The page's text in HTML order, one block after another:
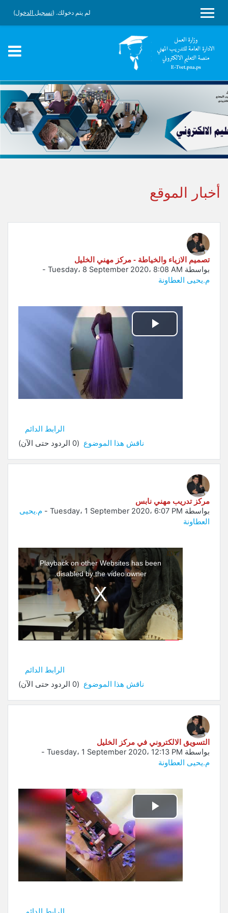
واجهة جانبية
لم يتم دخولك. (تسجيل الدخول)
أخبار الموقع
تصميم الازياء والخياطة - مركز مهني الخليل
بواسطة Tuesday، 8 September 2020، 8:08 AM -
م.يحيى العطاونة
تشغيل
الفيديو
الرابط الدائم
ناقش هذا الموضوع (0 الردود حتى الآن)
مركز تدريب مهني نابس
بواسطة Tuesday، 1 September 2020، 6:07 PM - م.يحيى
العطاونة
modal
window.
Playback on other Websites has been
disabled by the video owner.
الرابط الدائم
ناقش هذا الموضوع (0 الردود حتى الآن)
التسويق الالكتروني في مركز الخليل
بواسطة Tuesday، 1 September 2020، 12:13 PM -
م.يحيى العطاونة
تشغيل
الفيديو